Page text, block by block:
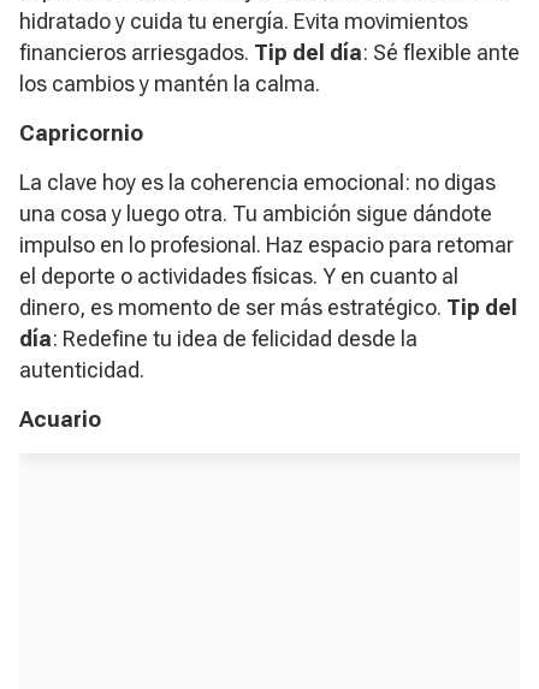
hidratado y cuida tu energía. Evita movimientos
financieros arriesgados. Tip del día: Sé flexible ante
los cambios y mantén la calma.
Capricornio
La clave hoy es la coherencia emocional: no digas
una cosa y luego otra. Tu ambición sigue dándote
impulso en lo profesional. Haz espacio para retomar
el deporte o actividades físicas. Y en cuanto al
dinero, es momento de ser más estratégico. Tip del
día: Redefine tu idea de felicidad desde la
autenticidad.
Acuario